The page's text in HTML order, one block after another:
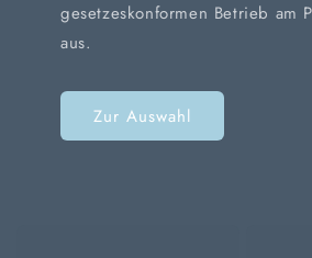
gesetzeskonformen Betrieb am
aus.
Zur Auswahl